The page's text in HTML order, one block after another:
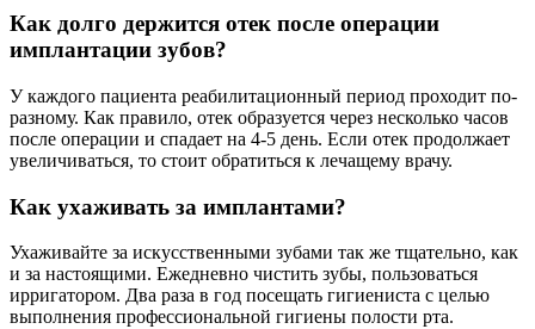
Как долго держится отек после операции
имплантации зубов?
У каждого пациента реабилитационный период проходит по-
разному. Как правило, отек образуется через несколько часов
после операции и спадает на 4-5 день. Если отек продолжает
увеличиваться, то стоит обратиться к лечащему врачу.
Как ухаживать за имплантами?
Ухаживайте за искусственными зубами так же тщательно, как
и за настоящими. Ежедневно чистить зубы, пользоваться
ирригатором. Два раза в год посещать гигиениста с целью
выполнения профессиональной гигиены полости рта.